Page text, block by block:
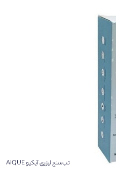
تب‌سنج لیزری آیکیو AiQUE